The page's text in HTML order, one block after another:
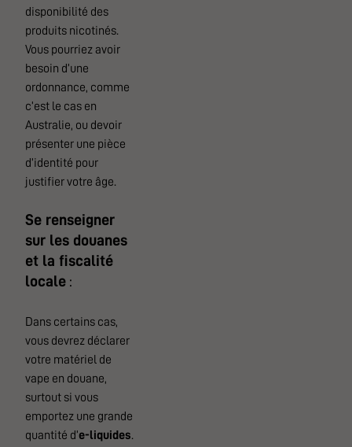
disponibilité des
produits nicotinés.
Vous pourriez avoir
besoin d’une
ordonnance, comme
c’est le cas en
Australie, ou devoir
présenter une pièce
d’identité pour
justifier votre âge.
Se renseigner
sur les douanes
et la fiscalité
locale :
Dans certains cas,
vous devrez déclarer
votre matériel de
vape en douane,
surtout si vous
emportez une grande
quantité d’e-liquides.